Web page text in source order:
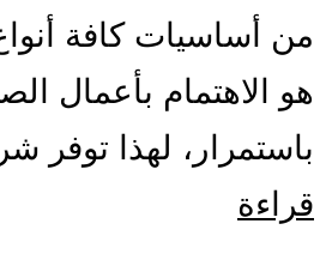
من أساسيات كافة
هو الاهتمام بأعمال
باستمرار، لهذا توفر
قراءة